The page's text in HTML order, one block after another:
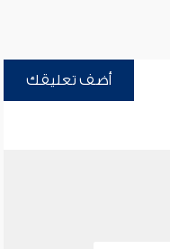
أضف تعليقك